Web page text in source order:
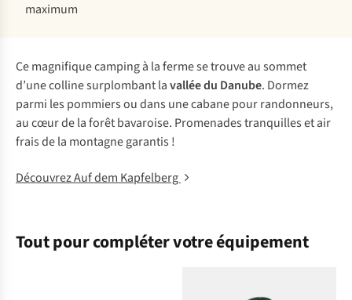
maximum
Ce magnifique camping à la ferme se trouve au sommet
d’une colline surplombant lavallée du Danube. Dormez
parmi les pommiers ou dans une cabane pour randonneurs,
au cœur de la forêt bavaroise. Promenades tranquilles et air
frais de la montagne garantis !
Découvrez Auf dem Kapfelberg
Tout pour compléter votre équipement